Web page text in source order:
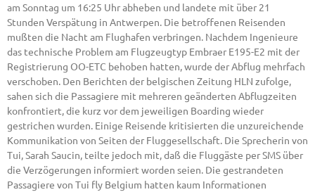
am Sonntag um 16:25 Uhr abheben und landete mit über 21
Stunden Verspätung in Antwerpen. Die betroffenen Reisenden
mußten die Nacht am Flughafen verbringen. Nachdem Ingenieure
das technische Problem am Flugzeugtyp Embraer E195-E2 mit der
Registrierung OO-ETC behoben hatten, wurde der Abflug mehrfach
verschoben. Den Berichten der belgischen Zeitung HLN zufolge,
sahen sich die Passagiere mit mehreren geänderten Abflugzeiten
konfrontiert, die kurz vor dem jeweiligen Boarding wieder
gestrichen wurden. Einige Reisende kritisierten die unzureichende
Kommunikation von Seiten der Fluggesellschaft. Die Sprecherin von
Tui, Sarah Saucin, teilte jedoch mit, daß die Fluggäste per SMS über
die Verzögerungen informiert worden seien. Die gestrandeten
Passagiere von Tui fly Belgium hatten kaum Informationen